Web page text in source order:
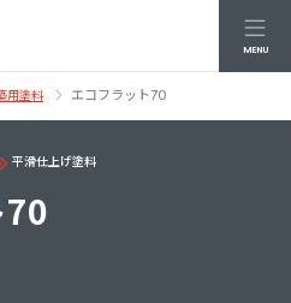
MENU
用塗料 エコフラット70
平滑仕上げ塗料
70